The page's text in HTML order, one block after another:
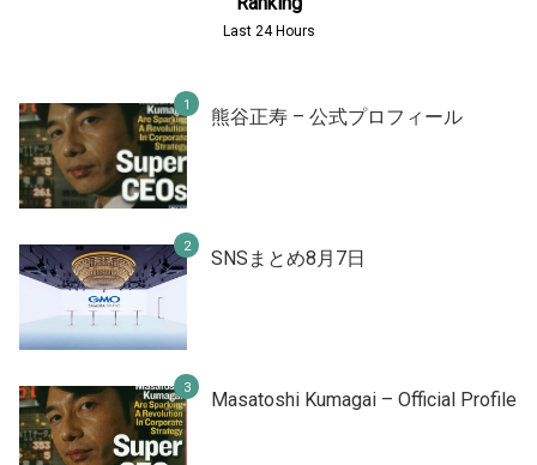
Last 24 Hours
熊谷正寿 – 公式プロフィール
SNSまとめ8月7日
Masatoshi Kumagai – Official Profile